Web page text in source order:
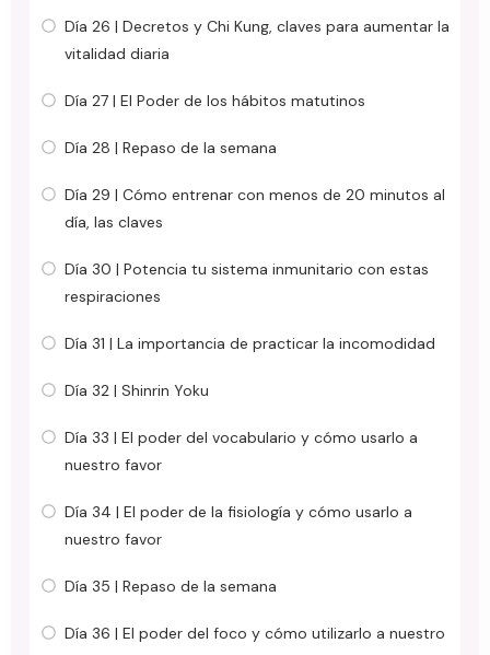
Día 26 | Decretos y Chi Kung, claves para aumentar la
vitalidad diaria
Día 27 | El Poder de los hábitos matutinos
Día 28 | Repaso de la semana
Día 29 | Cómo entrenar con menos de 20 minutos al
día, las claves
Día 30 | Potencia tu sistema inmunitario con estas
respiraciones
Día 31 | La importancia de practicar la incomodidad
Día 32 | Shinrin Yoku
Día 33 | El poder del vocabulario y cómo usarlo a
nuestro favor
Día 34 | El poder de la fisiología y cómo usarlo a
nuestro favor
Día 35 | Repaso de la semana
Día 36 | El poder del foco y cómo utilizarlo a nuestro